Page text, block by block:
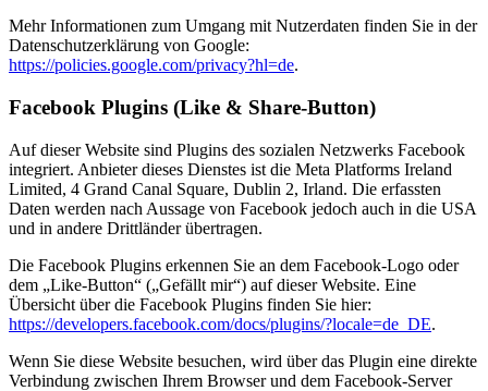
Mehr Informationen zum Umgang mit Nutzerdaten finden Sie in der
Datenschutzerklärung von Google:
https://policies.google.com/privacy?hl=de.
Facebook Plugins (Like & Share-Button)
Auf dieser Website sind Plugins des sozialen Netzwerks Facebook
integriert. Anbieter dieses Dienstes ist die Meta Platforms Ireland
Limited, 4 Grand Canal Square, Dublin 2, Irland. Die erfassten
Daten werden nach Aussage von Facebook jedoch auch in die USA
und in andere Drittländer übertragen.
Die Facebook Plugins erkennen Sie an dem Facebook-Logo oder
dem „Like-Button“ („Gefällt mir“) auf dieser Website. Eine
Übersicht über die Facebook Plugins finden Sie hier:
https://developers.facebook.com/docs/plugins/?locale=de_DE.
Wenn Sie diese Website besuchen, wird über das Plugin eine direkte
Verbindung zwischen Ihrem Browser und dem Facebook-Server